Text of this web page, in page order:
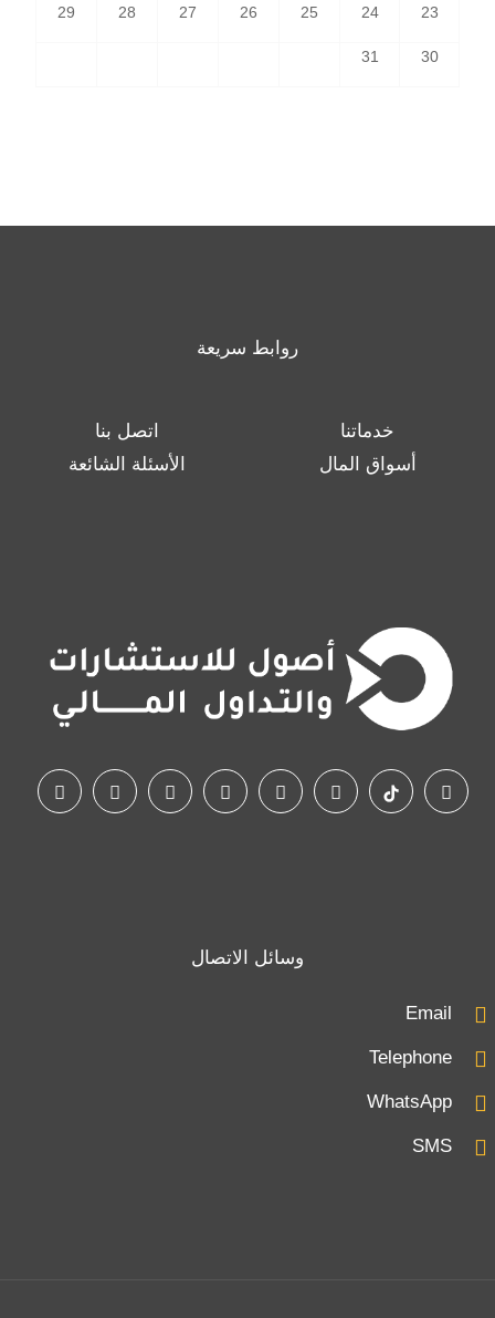
23
24
25
26
27
28
29
30
31
روابط سريعة
خدماتنا
اتصل بنا
أسواق المال
الأسئلة الشائعة
وسائل الاتصال
Email
Telephone
WhatsApp
SMS